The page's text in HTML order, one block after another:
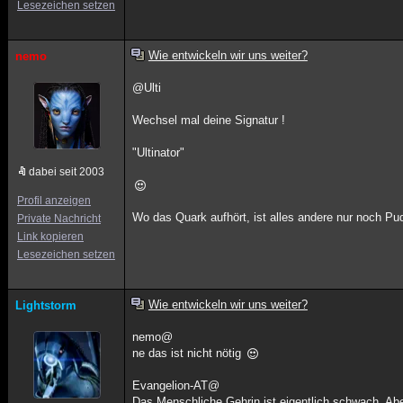
Lesezeichen setzen
nemo
dabei seit 2003
Profil anzeigen
Private Nachricht
Link kopieren
Lesezeichen setzen
Wie entwickeln wir uns weiter?
@Ulti
Wechsel mal deine Signatur !
"Ultinator"
Wo das Quark aufhört, ist alles andere nur noch
Lightstorm Wie entwickeln wir uns weiter?
nemo@
ne das ist nicht nötig
Evangelion-AT@